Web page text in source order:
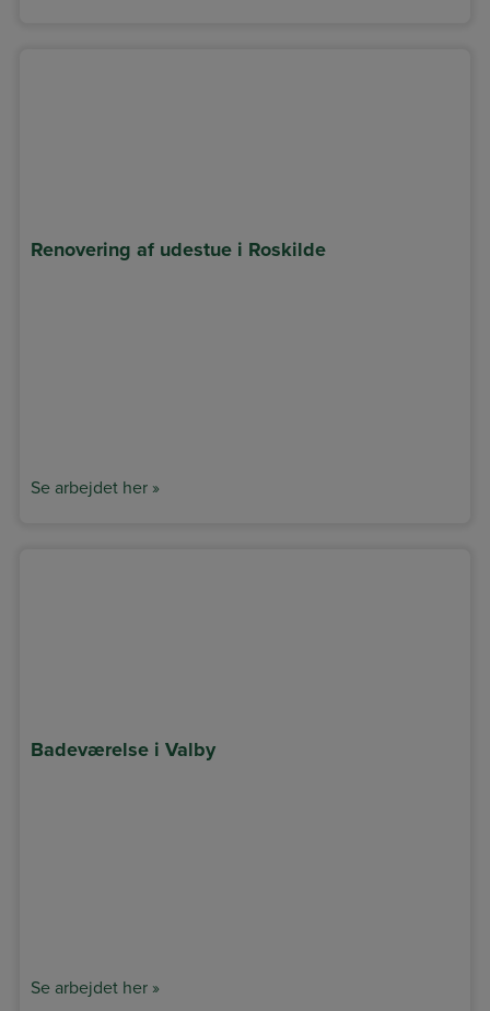
Renovering af udestue i Roskilde
Se arbejdet her »
Badeværelse i Valby
Se arbejdet her »